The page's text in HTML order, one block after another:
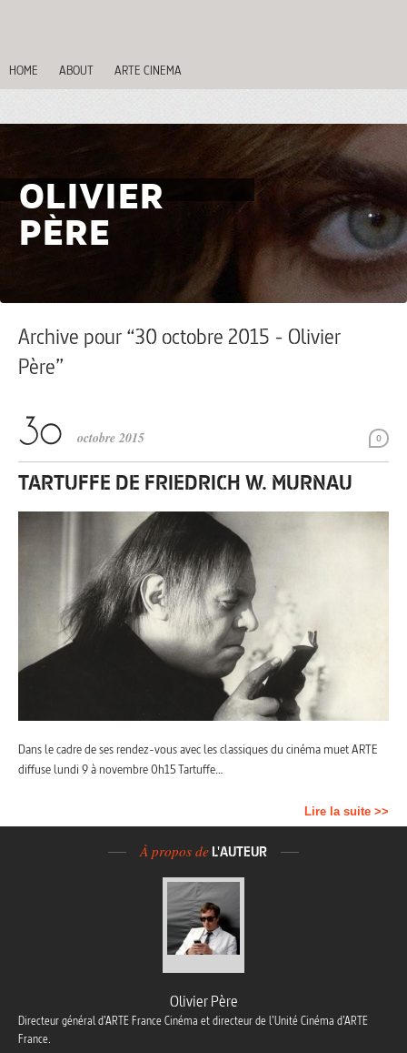
HOME ABOUT ARTE CINEMA
OLIVIER
PÈRE
Archive pour “30 octobre 2015 - Olivier
Père”
0
octobre 2015
TARTUFFE DE FRIEDRICH W. MURNAU
Dans le cadre de ses rendez-vous avec les classiques du cinéma muet ARTE
diffuse lundi 9 à novembre 0h15 Tartuffe…
Lire la suite >>
À propos de L'AUTEUR
Olivier Père
Directeur général d’ARTE France Cinéma et directeur de l’Unité Cinéma d’ARTE
France.